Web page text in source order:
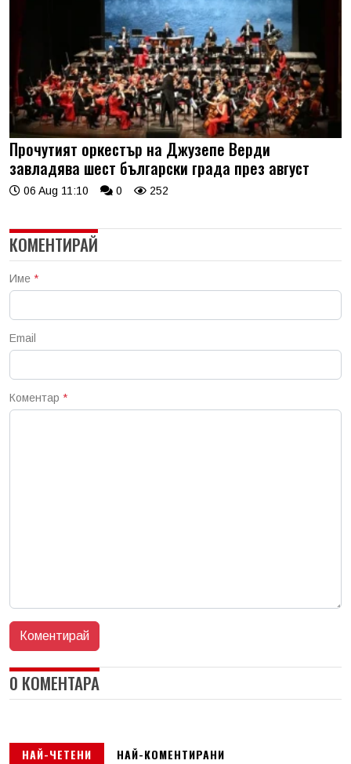
Прочутият оркестър на Джузепе Верди
завладява шест български града през август
06 Aug 11:10 0 252
КОМЕНТИРАЙ
Име *
Email
Коментар *
0 КОМЕНТАРА
НАЙ-ЧЕТЕНИ НАЙ-КОМЕНТИРАНИ